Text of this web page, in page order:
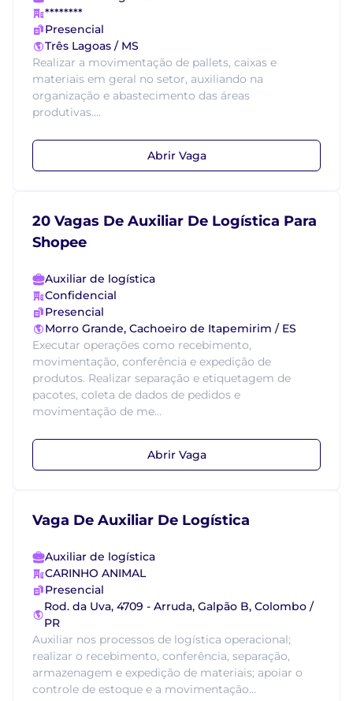
********
Presencial
Três Lagoas / MS
Realizar a movimentação de pallets, caixas e
materiais em geral no setor, auxiliando na
organização e abastecimento das áreas
produtivas....
Abrir Vaga
20 Vagas De Auxiliar De Logística Para
Shopee
Auxiliar de logística
Confidencial
Presencial
Morro Grande, Cachoeiro de Itapemirim / ES
Executar operações como recebimento,
movimentação, conferência e expedição de
produtos. Realizar separação e etiquetagem de
pacotes, coleta de dados de pedidos e
movimentação de me...
Abrir Vaga
Vaga De Auxiliar De Logística
Auxiliar de logística
CARINHO ANIMAL
Presencial
Rod. da Uva, 4709 - Arruda, Galpão B, Colombo /
PR
Auxiliar nos processos de logística operacional;
realizar o recebimento, conferência, separação,
armazenagem e expedição de materiais; apoiar o
controle de estoque e a movimentação...